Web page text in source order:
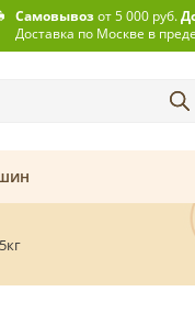
Самовывозот 5 000 руб.
Доставка по Москве в